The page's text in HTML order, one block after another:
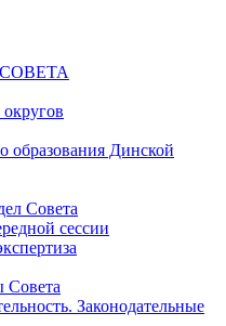
образования Динской
Совета
сессии
Совета
Законодательные